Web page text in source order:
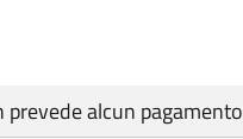
alcun pagamento